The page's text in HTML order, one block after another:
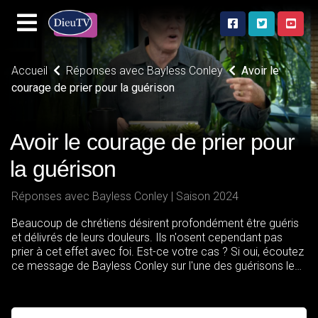
Accueil Réponses avec Bayless Conley
Avoir le
courage de prier pour la guérison
Avoir le courage de prier pour
la guérison
Réponses avec Bayless Conley | Saison 2024
Beaucoup de chrétiens désirent profondément être guéris
et délivrés de leurs douleurs. Ils n'osent cependant pas
prier à cet effet avec foi. Est-ce votre cas ? Si oui, écoutez
ce message de Bayless Conley sur l'une des guérisons les